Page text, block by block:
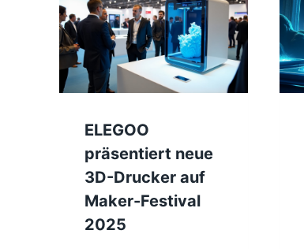
ELEGOO
präsentiert neue
3D-Drucker auf
Maker-Festival
2025